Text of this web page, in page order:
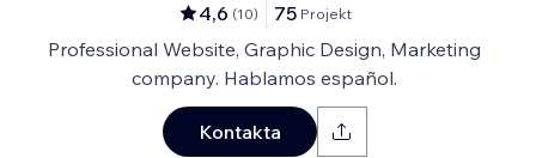
4,6 (10) 75 Projekt
Professional Website, Graphic Design, Marketing
company. Hablamos español.
Kontakta